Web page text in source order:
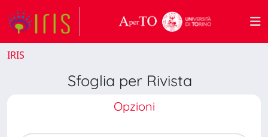
IRIS
Sfoglia per Rivista
Opzioni